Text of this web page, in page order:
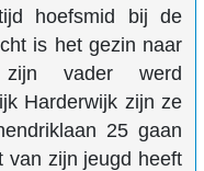
hoefsmid bij de
is het gezin naar
zijn vader werd
Harderwijk zijn ze
25 gaan
van zijn jeugd heeft